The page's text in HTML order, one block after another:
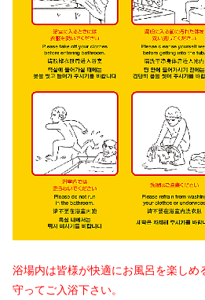
浴場内は皆様が快適にお風呂を楽しめ
守ってご入浴下さい。